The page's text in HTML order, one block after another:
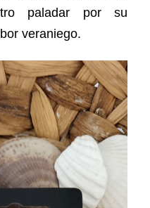
paladar por su
veraniego.